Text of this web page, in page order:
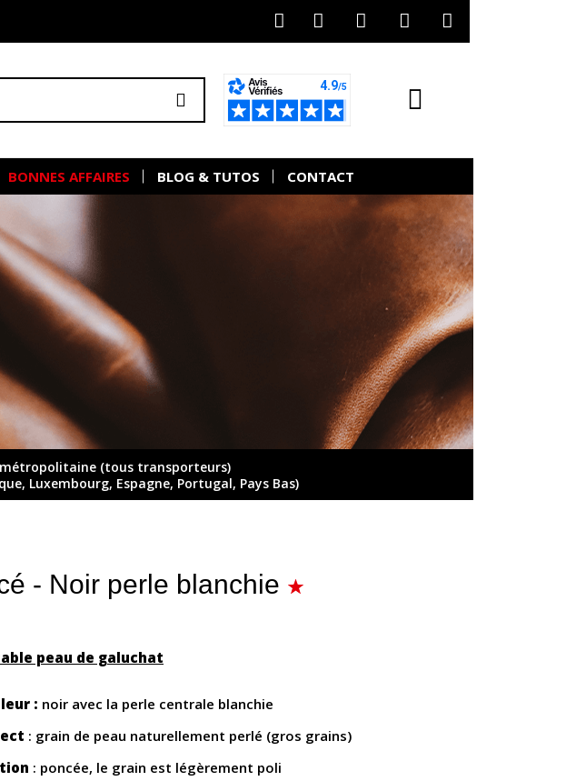
BONNES AFFAIRES BLOG & TUTOS CONTACT
(tous transporteurs)
Luxembourg, Espagne, Portugal, Pays Bas)
- Noir perle blanchie
peau de galuchat
: noir avec la perle centrale blanchie
: grain de peau naturellement perlé (gros grains)
: poncée, le grain est légèrement poli